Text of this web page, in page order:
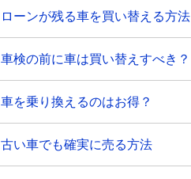
ローンが残る車を買い替える方法
車検の前に車は買い替えすべき？
車を乗り換えるのはお得？
古い車でも確実に売る方法